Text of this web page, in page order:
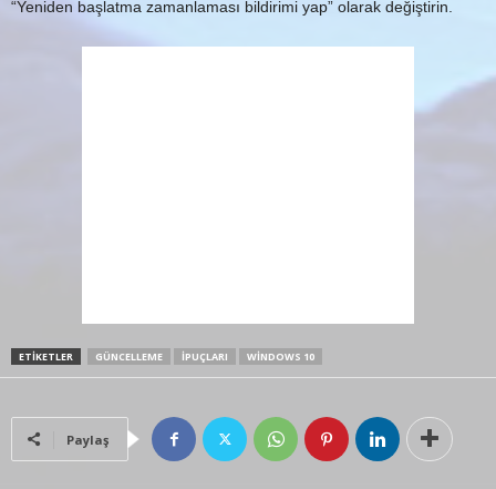
“Yeniden başlatma zamanlaması bildirimi yap” olarak değiştirin.
ETIKETLER GÜNCELLEME İPUÇLARI WINDOWS 10
Paylaş